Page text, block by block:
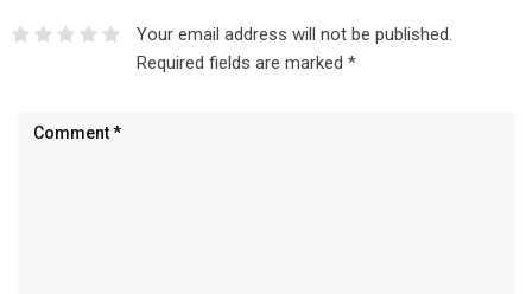
Your email address will not be published.
Required fields are marked *